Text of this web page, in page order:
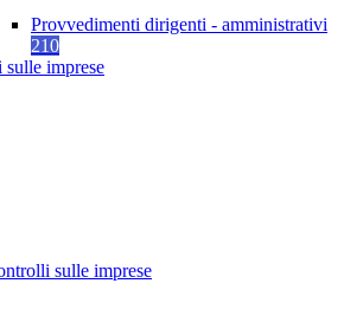
Provvedimenti dirigenti - amministrativi
210
imprese
sulle imprese